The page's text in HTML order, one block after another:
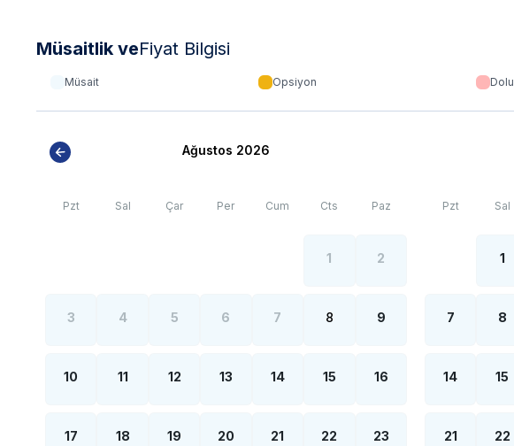
Müsaitlik veFiyat Bilgisi
Müsait Opsiyon
Ağustos 2026
Pzt Sal Çar Per Cum Cts Paz
1 2
3 4 5 6 7 8 9
10 11 12 13 14 15 16
17 18 19 20 21 22 23
Pzt Sal
1
7 8
14 15
21 22